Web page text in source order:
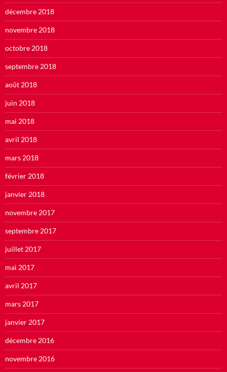
décembre 2018
novembre 2018
octobre 2018
septembre 2018
août 2018
juin 2018
mai 2018
avril 2018
mars 2018
février 2018
janvier 2018
novembre 2017
septembre 2017
juillet 2017
mai 2017
avril 2017
mars 2017
janvier 2017
décembre 2016
novembre 2016